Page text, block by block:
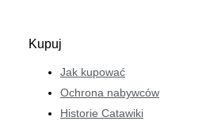
Kupuj
Jak kupować
Ochrona nabywców
Historie Catawiki